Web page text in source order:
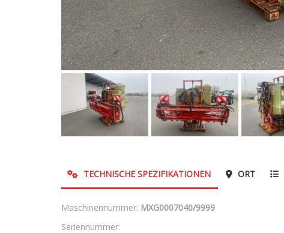
TECHNISCHE SPEZIFIKATIONEN ORT
Maschinennummer: MXG0007040/9999
Seriennummer: